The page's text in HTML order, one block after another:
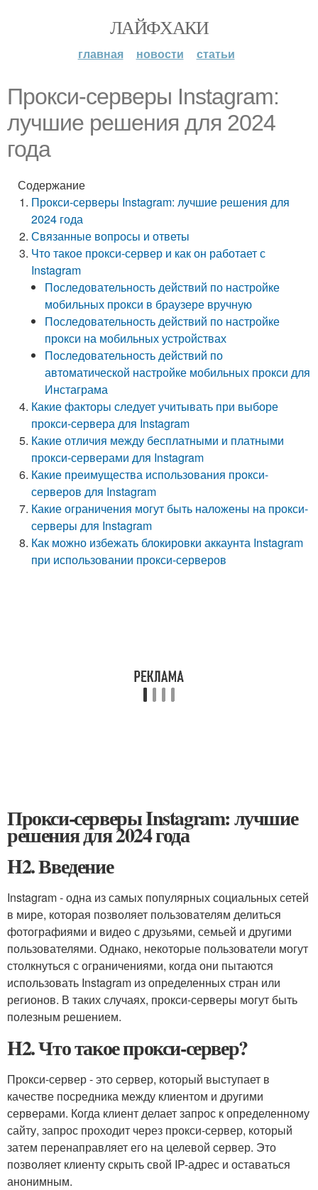
ЛАЙФХАКИ
главная новости статьи
Прокси-серверы Instagram:
лучшие решения для 2024
года
Содержание
Прокси-серверы Instagram: лучшие решения для
2024 года
Связанные вопросы и ответы
Что такое прокси-сервер и как он работает с
Instagram
Последовательность действий по настройке
мобильных прокси в браузере вручную
Последовательность действий по настройке
прокси на мобильных устройствах
Последовательность действий по
автоматической настройке мобильных прокси для
Инстаграма
Какие факторы следует учитывать при выборе
прокси-сервера для Instagram
Какие отличия между бесплатными и платными
прокси-серверами для Instagram
Какие преимущества использования прокси-
серверов для Instagram
Какие ограничения могут быть наложены на прокси-
серверы для Instagram
Как можно избежать блокировки аккаунта Instagram
при использовании прокси-серверов
Прокси-серверы Instagram: лучшие
решения для 2024 года
H2. Введение
Instagram - одна из самых популярных социальных сетей
в мире, которая позволяет пользователям делиться
фотографиями и видео с друзьями, семьей и другими
пользователями. Однако, некоторые пользователи могут
столкнуться с ограничениями, когда они пытаются
использовать Instagram из определенных стран или
регионов. В таких случаях, прокси-серверы могут быть
полезным решением.
H2. Что такое прокси-сервер?
Прокси-сервер - это сервер, который выступает в
качестве посредника между клиентом и другими
серверами. Когда клиент делает запрос к определенному
сайту, запрос проходит через прокси-сервер, который
затем перенаправляет его на целевой сервер. Это
позволяет клиенту скрыть свой IP-адрес и оставаться
анонимным.